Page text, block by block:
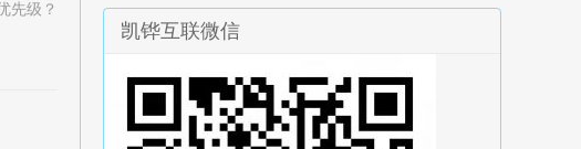
先级？
凯铧互联微信